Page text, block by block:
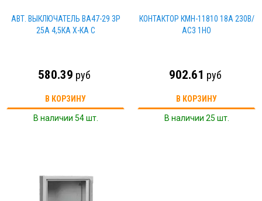
АВТ. ВЫКЛЮЧАТЕЛЬ ВА47-29 3Р
25А 4,5КА Х-КА С
580.39 руб
В КОРЗИНУ
В наличии 54 шт.
КОНТАКТОР КМН-11810 18А 230В/
АС3 1НO
902.61 руб
В КОРЗИНУ
В наличии 25 шт.